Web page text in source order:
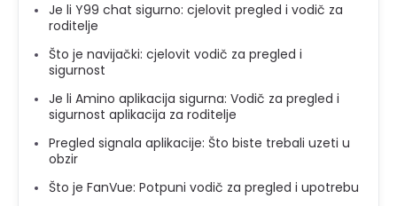
Je li Y99 chat sigurno: cjelovit pregled i vodič za
roditelje
Što je navijački: cjelovit vodič za pregled i
sigurnost
Je li Amino aplikacija sigurna: Vodič za pregled i
sigurnost aplikacija za roditelje
Pregled signala aplikacije: Što biste trebali uzeti u
obzir
Što je FanVue: Potpuni vodič za pregled i upotrebu